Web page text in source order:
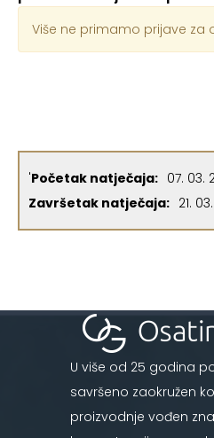
Više ne primamo prijave za
'Početak natječaja: 07. 03.
Završetak natječaja: 21.
U više od 25 godina
savršeno zaokružen
proizvodnje vođen